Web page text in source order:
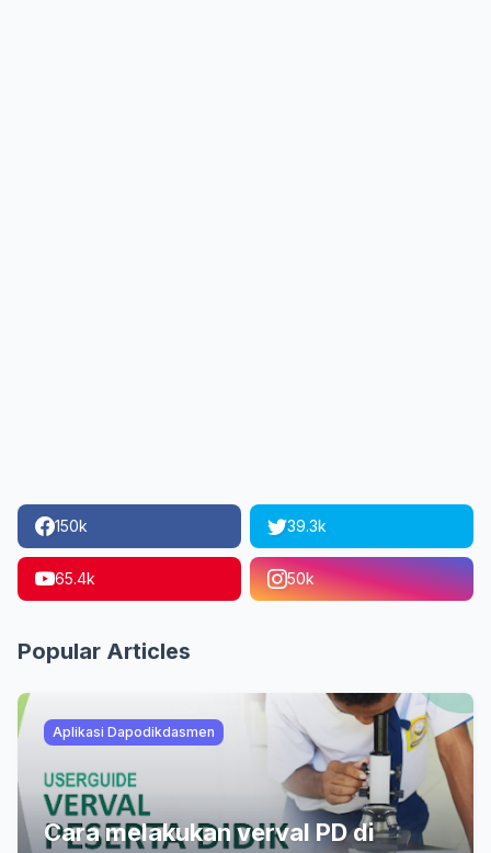
150k 39.3k
65.4k 50k
Popular Articles
Aplikasi Dapodikdasmen
Cara melakukan verval PD di